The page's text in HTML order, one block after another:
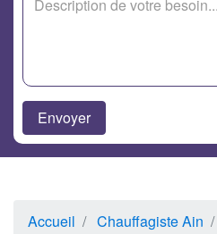
Accueil Chauffagiste Ain